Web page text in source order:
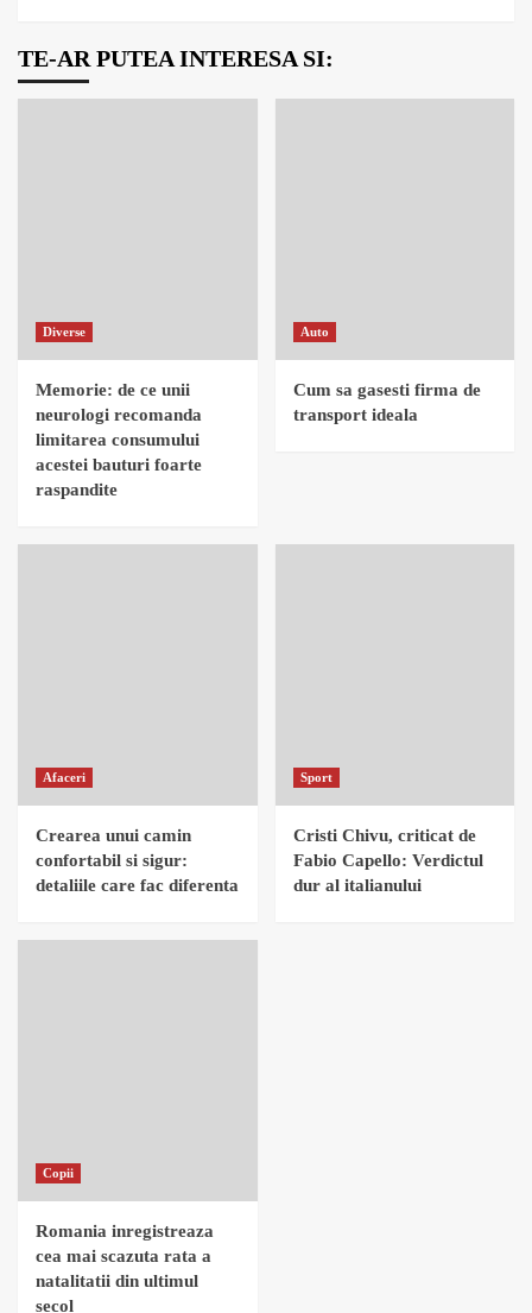
TE-AR PUTEA INTERESA SI:
Diverse
Memorie: de ce unii
neurologi recomanda
limitarea consumului
acestei bauturi foarte
raspandite
Auto
Cum sa gasesti firma de
transport ideala
Afaceri
Crearea unui camin
confortabil si sigur:
detaliile care fac diferenta
Sport
Cristi Chivu, criticat de
Fabio Capello: Verdictul
dur al italianului
Copii
Romania inregistreaza
cea mai scazuta rata a
natalitatii din ultimul
secol